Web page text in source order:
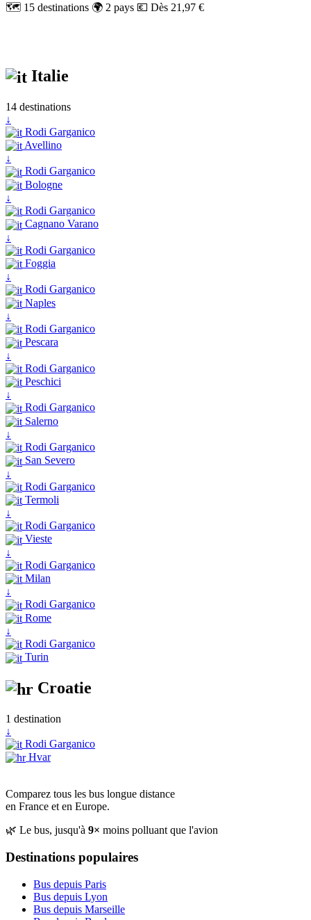
🗺️ 15 destinations 🌍 2 pays 💶 Dès 21,97 €
Italie
14 destinations
↓
Rodi Garganico
Avellino
↓
Rodi Garganico
Bologne
↓
Rodi Garganico
Cagnano Varano
↓
Rodi Garganico
Foggia
↓
Rodi Garganico
Naples
↓
Rodi Garganico
Pescara
↓
Rodi Garganico
Peschici
↓
Rodi Garganico
Salerno
↓
Rodi Garganico
San Severo
↓
Rodi Garganico
Termoli
↓
Rodi Garganico
Vieste
↓
Rodi Garganico
Milan
↓
Rodi Garganico
Rome
↓
Rodi Garganico
Turin
Croatie
1 destination
↓
Rodi Garganico
Hvar
Comparez tous les bus longue distance
en France et en Europe.
🌿 Le bus, jusqu'à 9× moins polluant que l'avion
Destinations populaires
Bus depuis Paris
Bus depuis Lyon
Bus depuis Marseille